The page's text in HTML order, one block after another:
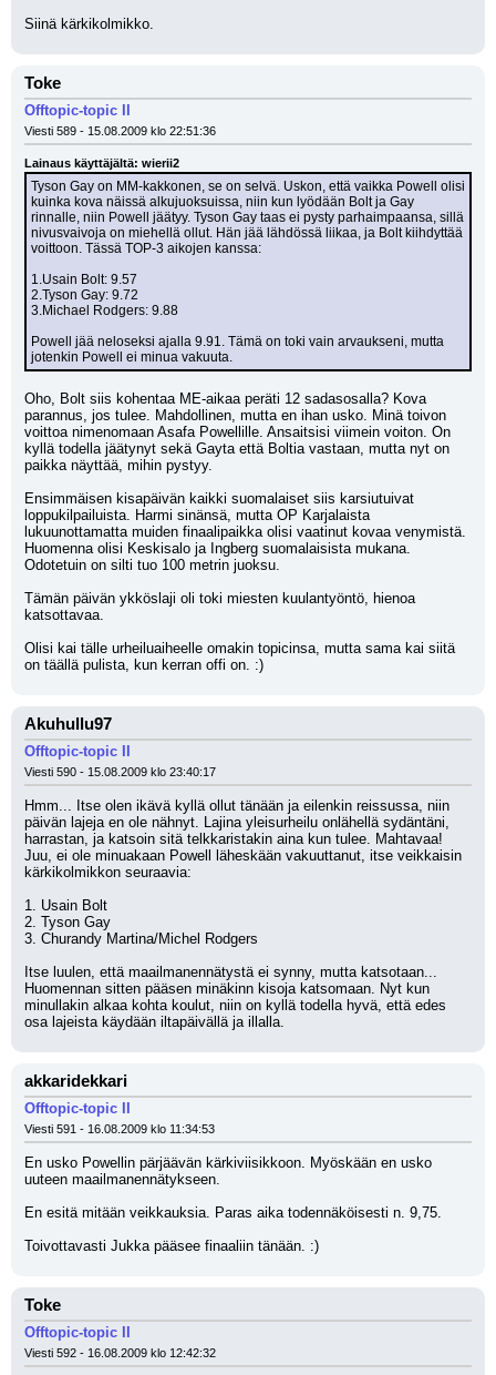
Siinä kärkikolmikko.
Toke
Offtopic-topic II
Viesti 589 - 15.08.2009 klo 22:51:36
Lainaus käyttäjältä: wierii2
Tyson Gay on MM-kakkonen, se on selvä. Uskon, että vaikka Powell olisi
kuinka kova näissä alkujuoksuissa, niin kun lyödään Bolt ja Gay
rinnalle, niin Powell jäätyy. Tyson Gay taas ei pysty parhaimpaansa, sillä
nivusvaivoja on miehellä ollut. Hän jää lähdössä liikaa, ja Bolt kiihdyttää
voittoon. Tässä TOP-3 aikojen kanssa:
1.Usain Bolt: 9.57
2.Tyson Gay: 9.72
3.Michael Rodgers: 9.88
Powell jää neloseksi ajalla 9.91. Tämä on toki vain arvaukseni, mutta
jotenkin Powell ei minua vakuuta.
Oho, Bolt siis kohentaa ME-aikaa peräti 12 sadasosalla? Kova
parannus, jos tulee. Mahdollinen, mutta en ihan usko. Minä toivon
voittoa nimenomaan Asafa Powellille. Ansaitsisi viimein voiton. On
kyllä todella jäätynyt sekä Gayta että Boltia vastaan, mutta nyt on
paikka näyttää, mihin pystyy.
Ensimmäisen kisapäivän kaikki suomalaiset siis karsiutuivat
loppukilpailuista. Harmi sinänsä, mutta OP Karjalaista
lukuunottamatta muiden finaalipaikka olisi vaatinut kovaa venymistä.
Huomenna olisi Keskisalo ja Ingberg suomalaisista mukana.
Odotetuin on silti tuo 100 metrin juoksu.
Tämän päivän ykköslaji oli toki miesten kuulantyöntö, hienoa
katsottavaa.
Olisi kai tälle urheiluaiheelle omakin topicinsa, mutta sama kai siitä
on täällä pulista, kun kerran offi on. :)
Akuhullu97
Offtopic-topic II
Viesti 590 - 15.08.2009 klo 23:40:17
Hmm... Itse olen ikävä kyllä ollut tänään ja eilenkin reissussa, niin
päivän lajeja en ole nähnyt. Lajina yleisurheilu onlähellä sydäntäni,
harrastan, ja katsoin sitä telkkaristakin aina kun tulee. Mahtavaa!
Juu, ei ole minuakaan Powell läheskään vakuuttanut, itse veikkaisin
kärkikolmikkon seuraavia:
1. Usain Bolt
2. Tyson Gay
3. Churandy Martina/Michel Rodgers
Itse luulen, että maailmanennätystä ei synny, mutta katsotaan...
Huomennan sitten pääsen minäkinn kisoja katsomaan. Nyt kun
minullakin alkaa kohta koulut, niin on kyllä todella hyvä, että edes
osa lajeista käydään iltapäivällä ja illalla.
akkaridekkari
Offtopic-topic II
Viesti 591 - 16.08.2009 klo 11:34:53
En usko Powellin pärjäävän kärkiviisikkoon. Myöskään en usko
uuteen maailmanennätykseen.
En esitä mitään veikkauksia. Paras aika todennäköisesti n. 9,75.
Toivottavasti Jukka pääsee finaaliin tänään. :)
Toke
Offtopic-topic II
Viesti 592 - 16.08.2009 klo 12:42:32